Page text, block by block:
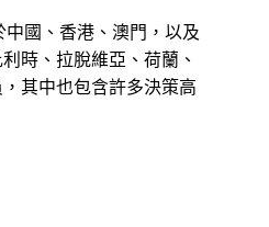
國、香港、澳門，以及
時、拉脫維亞、荷蘭、
其中也包含許多決策高